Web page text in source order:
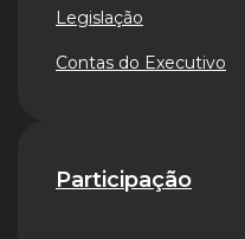
Legislação
Contas do Executivo
Participação